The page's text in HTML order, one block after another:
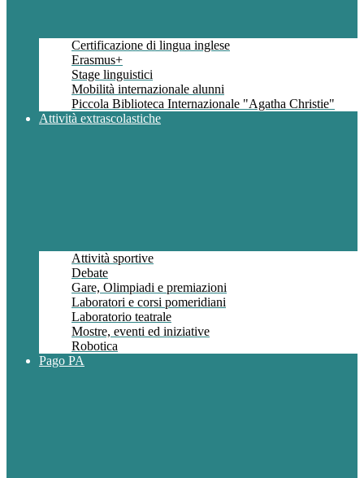
Certificazione di lingua inglese
Erasmus+
Stage linguistici
Mobilità internazionale alunni
Piccola Biblioteca Internazionale "Agatha Christie"
Attività extrascolastiche
Attività sportive
Debate
Gare, Olimpiadi e premiazioni
Laboratori e corsi pomeridiani
Laboratorio teatrale
Mostre, eventi ed iniziative
Robotica
Pago PA